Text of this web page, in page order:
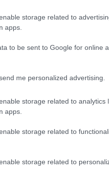
storage related to
apps.
to be sent to Google for online
me personalized advertising.
storage related to analytics
apps.
storage related to
storage related to
come Richard
software deve essere
e ’90, sfidava le
la libertà di esaminare
di voi ha mai pensato a
🔍
che il software
omologhi proprietari.